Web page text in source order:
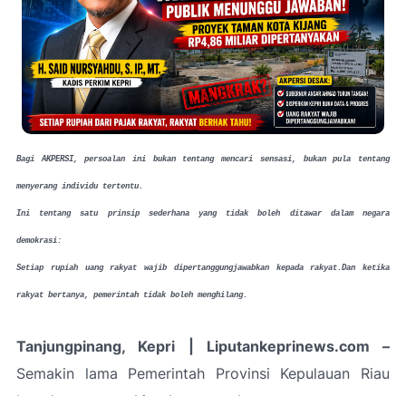
Bagi AKPERSI, persoalan ini bukan tentang mencari sensasi, bukan pula tentang
menyerang individu tertentu.
Ini tentang satu prinsip sederhana yang tidak boleh ditawar dalam negara
demokrasi:
Setiap rupiah uang rakyat wajib dipertanggungjawabkan kepada rakyat.Dan ketika
rakyat bertanya, pemerintah tidak boleh menghilang.
Tanjungpinang, Kepri | Liputankeprinews.com –
Semakin lama Pemerintah Provinsi Kepulauan Riau